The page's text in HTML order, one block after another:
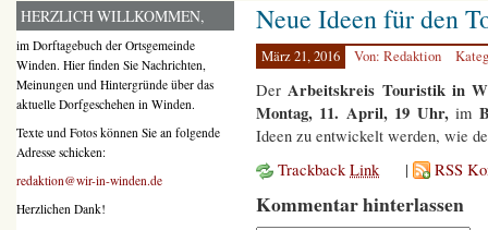
Neue Ideen für den
März 21, 2016 Von: Redaktion
DerArbeitskreis Touristik in
Montag, 11. April, 19 Uhr,im
Ideen zu entwickelt werden, wie
TrackbackLink | RSS
Kommentar hinterlassen
HERZLICH WILLKOMMEN,
im Dorftagebuch der Ortsgemeinde
Winden. Hier finden Sie Nachrichten,
Meinungen und Hintergründe über das
aktuelle Dorfgeschehen in Winden.
Texte und Fotos können Sie an folgende
Adresse schicken:
redaktion@wir-in-winden.de
Herzlichen Dank!